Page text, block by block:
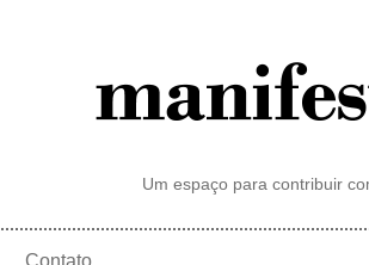
Um espaço para contribuir